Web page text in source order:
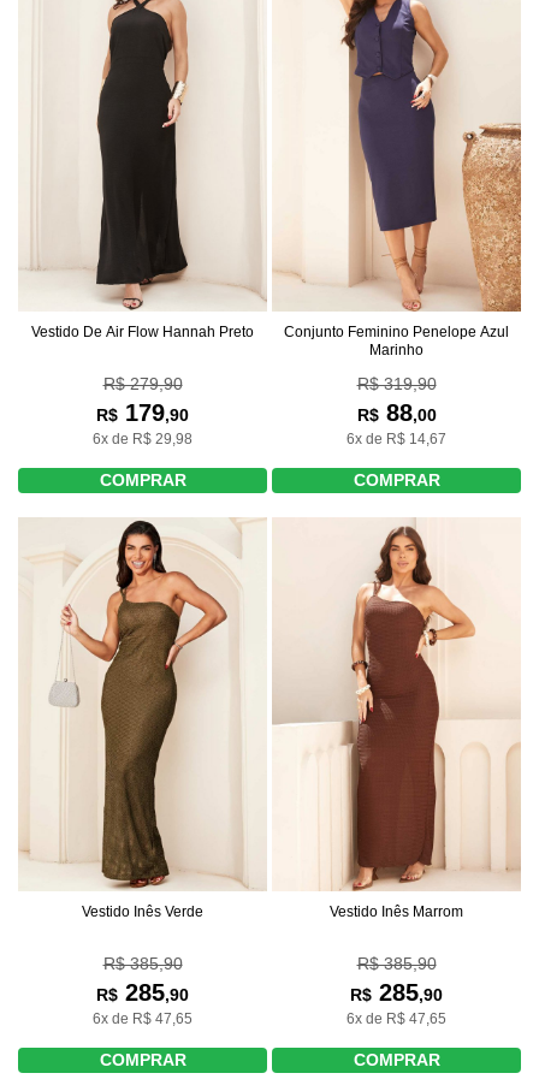
Vestido De Air Flow Hannah Preto
R$ 279,90
R$ 179,90
6x de R$ 29,98
COMPRAR
Conjunto Feminino Penelope Azul
Marinho
R$ 319,90
R$88,00
6x de R$ 14,67
COMPRAR
Vestido Inês Verde
R$ 385,90
R$ 285,90
6x de R$ 47,65
COMPRAR
Vestido Inês Marrom
R$ 385,90
R$ 285,90
6x de R$ 47,65
COMPRAR